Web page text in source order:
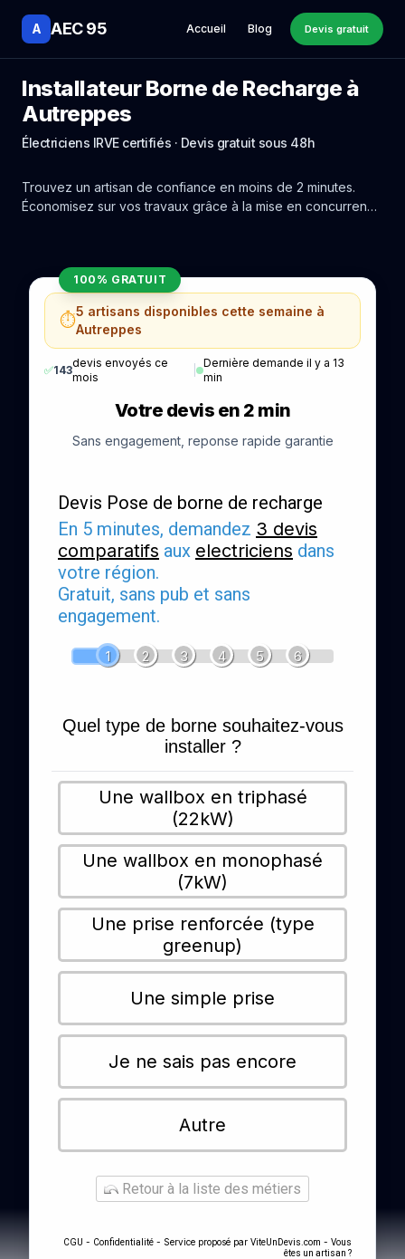
A AEC 95 Accueil Blog Devis gratuit
Installateur Borne de Recharge à
Autreppes
Électriciens IRVE certifiés · Devis gratuit sous 48h
Trouvez un artisan de confiance en moins de 2 minutes.
Économisez sur vos travaux grâce à la mise en concurrence
100% GRATUIT
⏱️5 artisans disponibles cette semaine à
Autreppes
✅143
devis envoyés ce
mois
Dernière demande il y a 13
min
Votre devis en 2 min
Sans engagement, reponse rapide garantie
Devis Pose de borne de recharge
En 5 minutes, demandez 3 devis
comparatifs aux electriciens dans
votre région.
Gratuit, sans pub et sans
engagement.
1 2 3 4 5 6
Quel type de borne souhaitez-vous
installer ?
Une wallbox en triphasé
(22kW)
Une wallbox en monophasé
(7kW)
Une prise renforcée (type
greenup)
Une simple prise
Je ne sais pas encore
Autre
Retour à la liste des métiers
CGU - Confidentialité - Service proposé par ViteUnDevis.com - Vous
êtes un artisan ?